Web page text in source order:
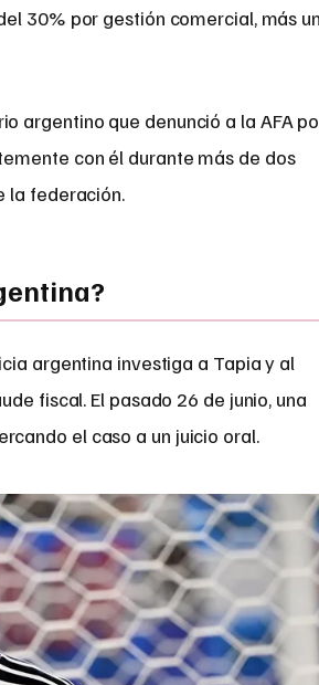
30% por gestión comercial, más
argentino que denunció a la AFA
con él durante más de dos
la federación.
argentina investiga a Tapia y al
fiscal. El pasado 26 de junio, una
el caso a un juicio oral.